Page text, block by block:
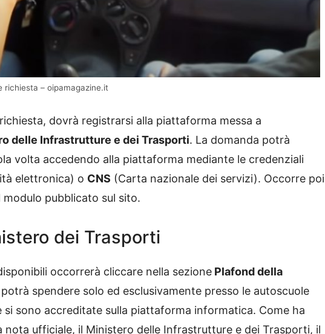
richiesta – oipamagazine.it
dovrà registrarsi alla piattaforma messa a
delle Infrastrutture e dei Trasporti. La domanda potrà
volta accedendo alla piattaforma mediante le credenziali
elettronica) o CNS (Carta nazionale dei servizi). Occorre poi
pubblicato sul sito.
dei Trasporti
occorrerà cliccare nella sezione Plafond della
spendere solo ed esclusivamente presso le autoscuole
si sono accreditate sulla piattaforma informatica. Come ha
nota ufficiale, il Ministero delle Infrastrutture e dei Trasporti, il